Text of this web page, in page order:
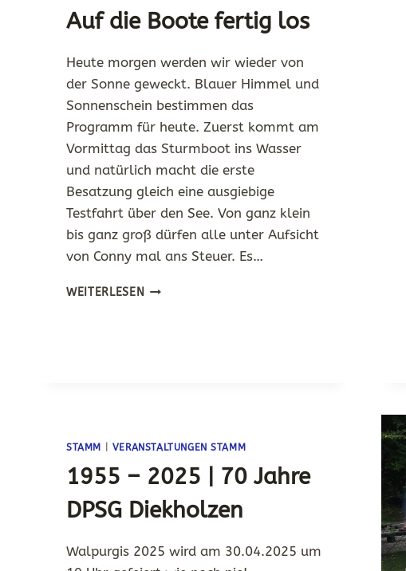
Auf die Boote fertig los
Heute morgen werden wir wieder von
der Sonne geweckt. Blauer Himmel und
Sonnenschein bestimmen das
Programm für heute. Zuerst kommt am
Vormittag das Sturmboot ins Wasser
und natürlich macht die erste
Besatzung gleich eine ausgiebige
Testfahrt über den See. Von ganz klein
bis ganz groß dürfen alle unter Aufsicht
von Conny mal ans Steuer. Es…
WEITERLESENAUF
STAMM VERANSTALTUNGEN STAMM
1955 – 2025 | 70 Jahre
DPSG Diekholzen
Walpurgis 2025 wird am 30.04.2025 um